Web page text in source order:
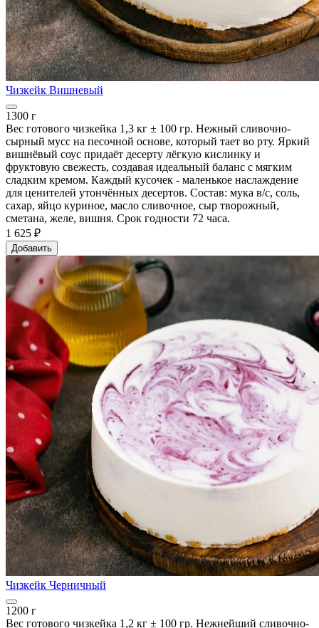
Чизкейк Вишневый
1300 г
Вес готового чизкейка 1,3 кг ± 100 гр. Нежный сливочно-
сырный мусс на песочной основе, который тает во рту. Яркий
вишнёвый соус придаёт десерту лёгкую кислинку и
фруктовую свежесть, создавая идеальный баланс с мягким
сладким кремом. Каждый кусочек - маленькое наслаждение
для ценителей утончённых десертов. Состав: мука в/с, соль,
сахар, яйцо куриное, масло сливочное, сыр творожный,
сметана, желе, вишня. Срок годности 72 часа.
1 625 ₽
Добавить
Чизкейк Черничный
1200 г
Вес готового чизкейка 1,2 кг ± 100 гр. Нежнейший сливочно-